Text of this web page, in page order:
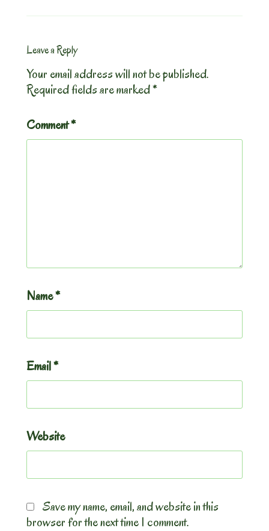
Leave a Reply
Your email address will not be published.
Required fields are marked*
Comment*
Name*
Email*
Website
Save my name, email, and website in this
browser for the next time I comment.